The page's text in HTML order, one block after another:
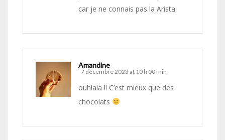
car je ne connais pas la Arista.
Amandine
7 décembre 2023 at 10 h 00 min
ouhlala !! C’est mieux que des
chocolats